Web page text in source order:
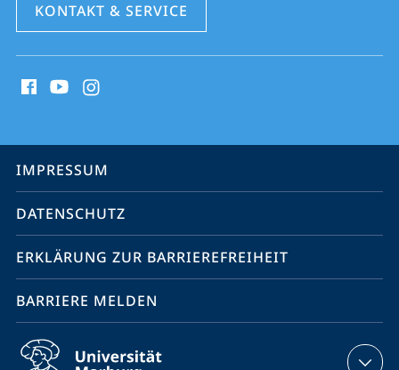
KONTAKT & SERVICE
Media
Service-
Navigation
IMPRESSUM
DATENSCHUTZ
ERKLÄRUNG ZUR BARRIEREFREIHEIT
BARRIERE MELDEN